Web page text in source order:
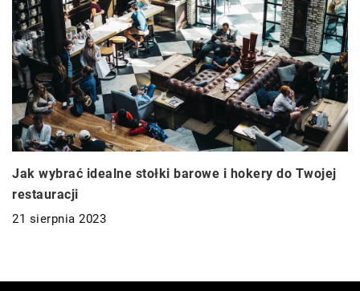
Jak wybrać idealne stołki barowe i hokery do Twojej
restauracji
21 sierpnia 2023